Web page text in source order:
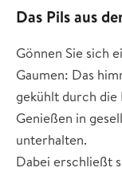
Das Pils aus
Gönnen Sie sich
Gaumen: Das
gekühlt durch die
Genießen in
unterhalten.
Dabei erschließt